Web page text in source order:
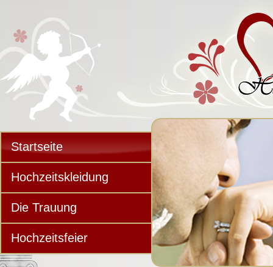
Startseite
Hochzeitskleidung
Die Trauung
Hochzeitsfeier